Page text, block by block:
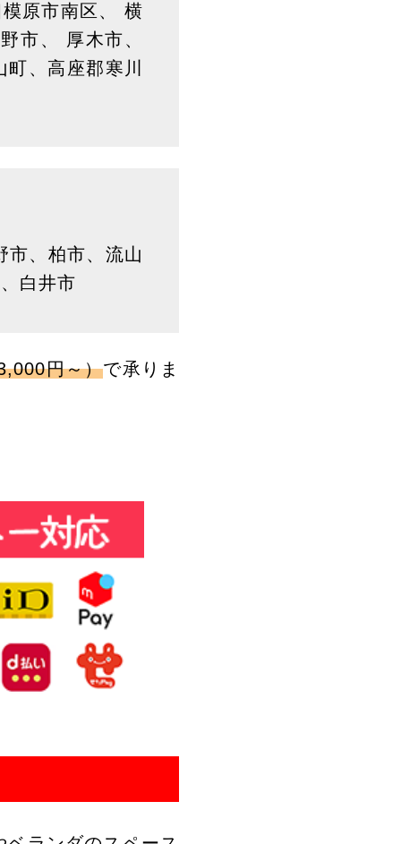
原市南区、 横
市、 厚木市、
、高座郡寒川
市、柏市、流山
白井市
円～）で承りま